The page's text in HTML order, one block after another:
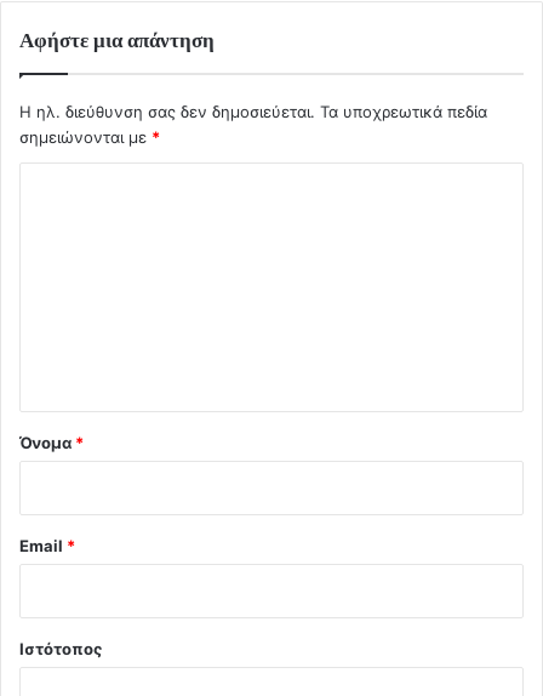
Αφήστε μια απάντηση
Η ηλ. διεύθυνση σας δεν δημοσιεύεται. Τα υποχρεωτικά πεδία
σημειώνονται με *
Όνομα *
Email *
Ιστότοπος